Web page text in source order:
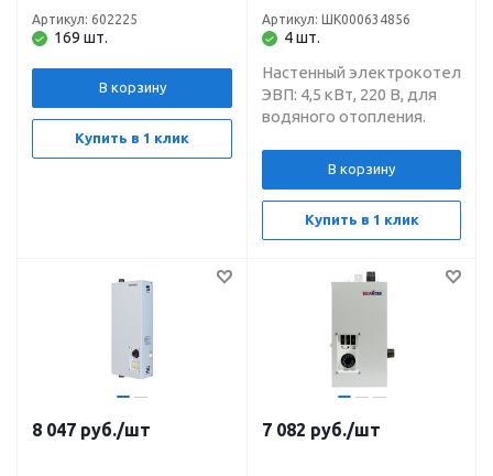
169 шт.
Артикул: 602225
В корзину
Купить в 1 клик
Теплотех
4 шт.
Артикул: ШК000634856
Настенный электрокотел
ЭВП: 4,5 кВт, 220 В, для
водяного отопления.
В корзину
Купить в 1 клик
8 047 руб./шт 7 082 руб./шт